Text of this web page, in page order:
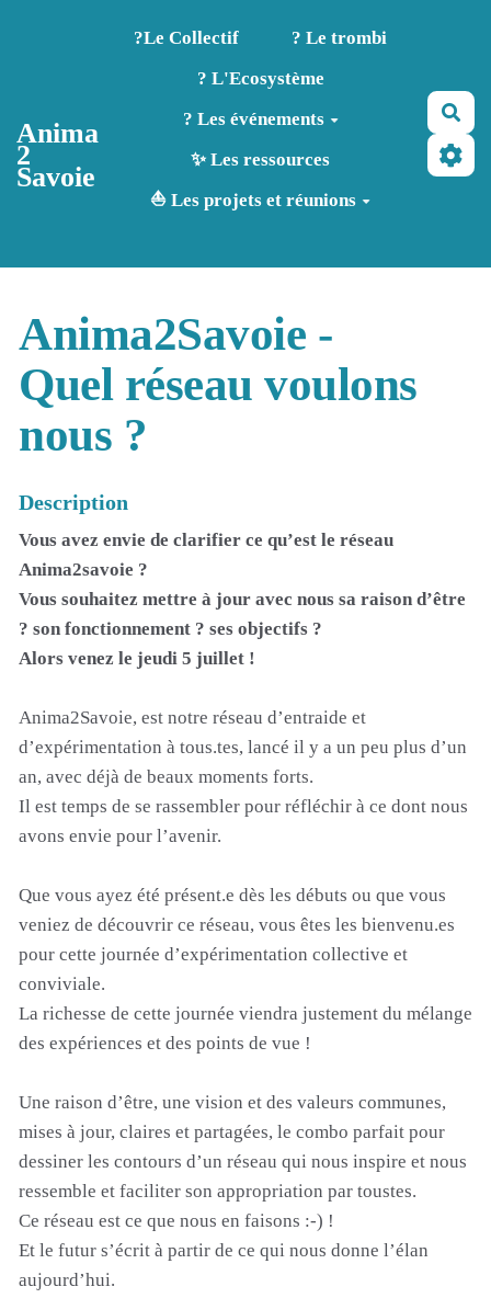
Aller au contenu principal
Anima
2
Savoie
?️Le Collectif
? Le trombi
? L'Ecosystème
? Les événements
✨ Les ressources
⛵ Les projets et réunions
Anima2Savoie -
Quel réseau voulons
nous ?
Description
Vous avez envie de clarifier ce qu’est le réseau
Anima2savoie ?
Vous souhaitez mettre à jour avec nous sa raison d’être
? son fonctionnement ? ses objectifs ?
Alors venez le jeudi 5 juillet !
Anima2Savoie, est notre réseau d’entraide et
d’expérimentation à tous.tes, lancé il y a un peu plus d’un
an, avec déjà de beaux moments forts.
Il est temps de se rassembler pour réfléchir à ce dont nous
avons envie pour l’avenir.
Que vous ayez été présent.e dès les débuts ou que vous
veniez de découvrir ce réseau, vous êtes les bienvenu.es
pour cette journée d’expérimentation collective et
conviviale.
La richesse de cette journée viendra justement du mélange
des expériences et des points de vue !
Une raison d’être, une vision et des valeurs communes,
mises à jour, claires et partagées, le combo parfait pour
dessiner les contours d’un réseau qui nous inspire et nous
ressemble et faciliter son appropriation par toustes.
Ce réseau est ce que nous en faisons :-) !
Et le futur s’écrit à partir de ce qui nous donne l’élan
aujourd’hui.